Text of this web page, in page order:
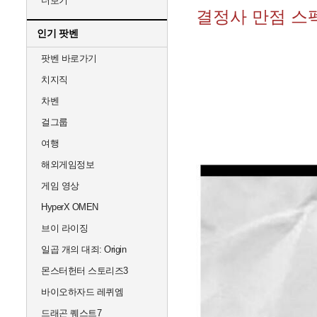
인기 팟벤
팟벤 바로가기
치지직
차벤
걸그룹
여행
해외게임정보
게임 영상
HyperX OMEN
브이 라이징
일곱 개의 대죄: Origin
몬스터헌터 스토리즈3
바이오하자드 레퀴엠
드래곤 퀘스트7
결정사 만점 스